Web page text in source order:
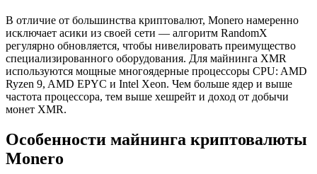
В отличие от большинства криптовалют, Monero намеренно
исключает асики из своей сети — алгоритм RandomX
регулярно обновляется, чтобы нивелировать преимущество
специализированного оборудования. Для майнинга XMR
используются мощные многоядерные процессоры CPU: AMD
Ryzen 9, AMD EPYC и Intel Xeon. Чем больше ядер и выше
частота процессора, тем выше хешрейт и доход от добычи
монет XMR.
Особенности майнинга криптовалюты
Monero